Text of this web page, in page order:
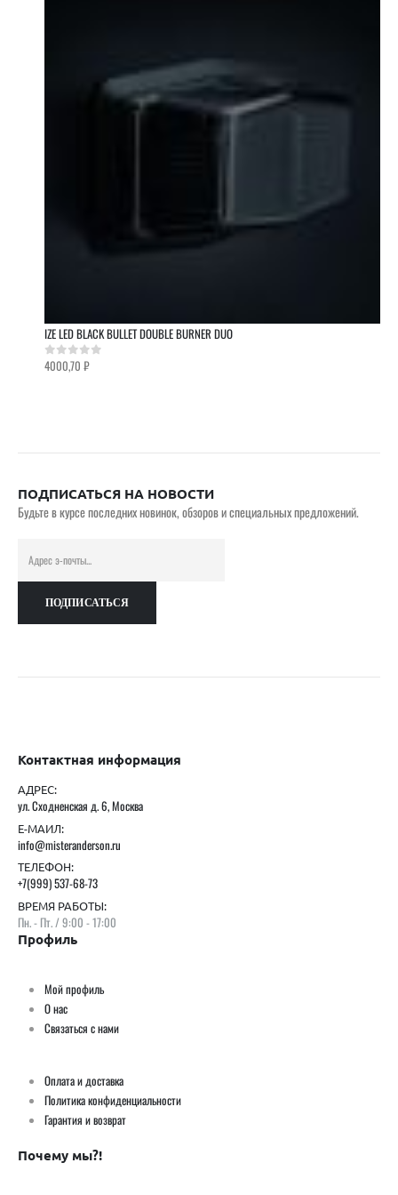
IZE LED BLACK BULLET DOUBLE BURNER DUO
0out of 5
4000,70 ₽
ПОДПИСАТЬСЯ НА НОВОСТИ
Будьте в курсе последних новинок, обзоров и специальных предложений.
Контактная информация
АДРЕС:
ул. Сходненская д. 6, Москва
Е-МАИЛ:
info@misteranderson.ru
ТЕЛЕФОН:
+7(999) 537-68-73
ВРЕМЯ РАБОТЫ:
Пн. - Пт. / 9:00 - 17:00
Профиль
Мой профиль
О нас
Связаться с нами
Оплата и доставка
Политика конфиденциальности
Гарантия и возврат
Почему мы?!